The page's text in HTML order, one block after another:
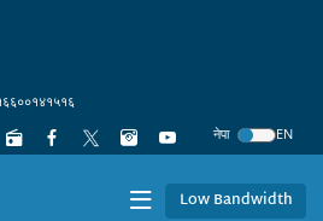
नेपा
EN
Low Bandwidth